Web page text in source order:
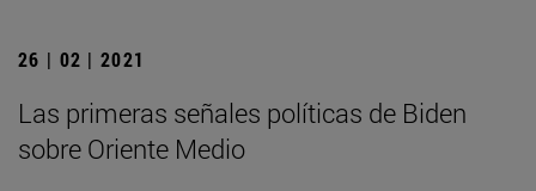
26 | 02 | 2021
Las primeras señales políticas de Biden
sobre Oriente Medio